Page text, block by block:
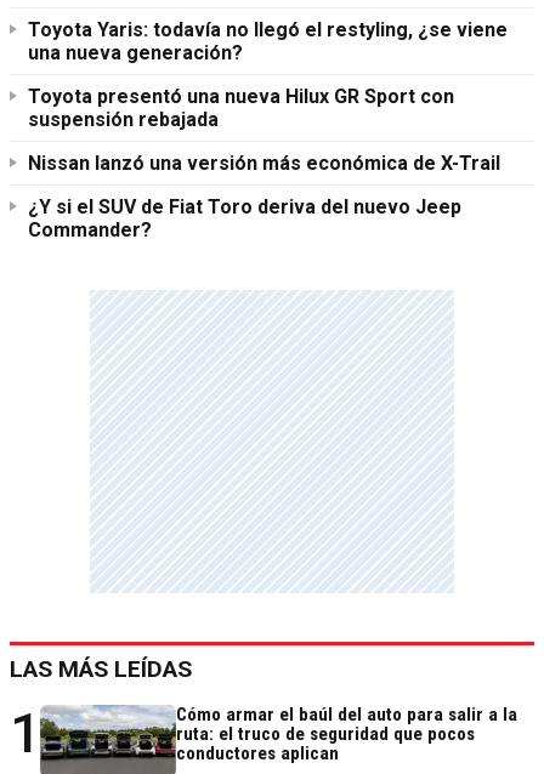
Toyota Yaris: todavía no llegó el restyling, ¿se viene
una nueva generación?
Toyota presentó una nueva Hilux GR Sport con
suspensión rebajada
Nissan lanzó una versión más económica de X-Trail
¿Y si el SUV de Fiat Toro deriva del nuevo Jeep
Commander?
LAS MÁS LEÍDAS
1
Cómo armar el baúl del auto para salir a la
ruta: el truco de seguridad que pocos
conductores aplican